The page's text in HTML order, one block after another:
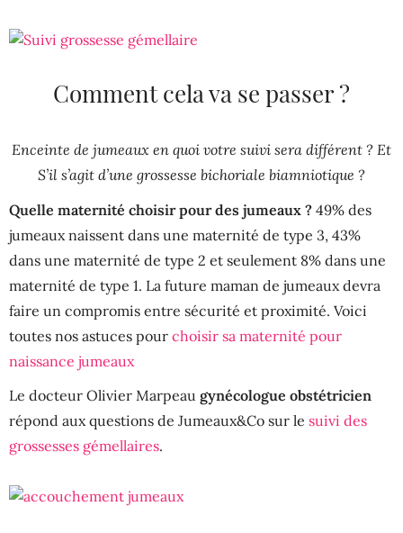
Comment cela va se passer ?
Enceinte de jumeaux en quoi votre suivi sera différent ? Et
S’il s’agit d’une grossesse bichoriale biamniotique ?
Quelle maternité choisir pour des jumeaux ? 49% des
jumeaux naissent dans une maternité de type 3, 43%
dans une maternité de type 2 et seulement 8% dans une
maternité de type 1. La future maman de jumeaux devra
faire un compromis entre sécurité et proximité. Voici
toutes nos astuces pour choisir sa maternité pour
naissance jumeaux
Le docteur Olivier Marpeau gynécologue obstétricien
répond aux questions de Jumeaux&Co sur le suivi des
grossesses gémellaires.